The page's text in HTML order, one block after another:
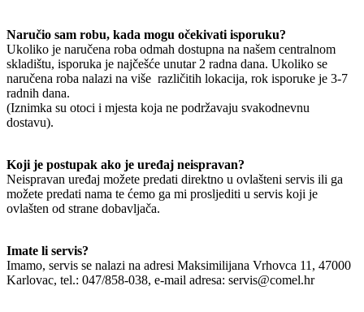
Naručio sam robu, kada mogu očekivati isporuku?
Ukoliko je naručena roba odmah dostupna na našem centralnom
skladištu, isporuka je najčešće unutar 2 radna dana. Ukoliko se
naručena roba nalazi na više različitih lokacija, rok isporuke je 3-7
radnih dana.
(Iznimka su otoci i mjesta koja ne podržavaju svakodnevnu
dostavu).
Koji je postupak ako je uređaj neispravan?
Neispravan uređaj možete predati direktno u ovlašteni servis ili ga
možete predati nama te ćemo ga mi prosljediti u servis koji je
ovlašten od strane dobavljača.
Imate li servis?
Imamo, servis se nalazi na adresi Maksimilijana Vrhovca 11, 47000
Karlovac, tel.: 047/858-038, e-mail adresa: servis@comel.hr